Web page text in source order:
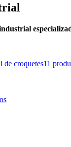
de croquetes11